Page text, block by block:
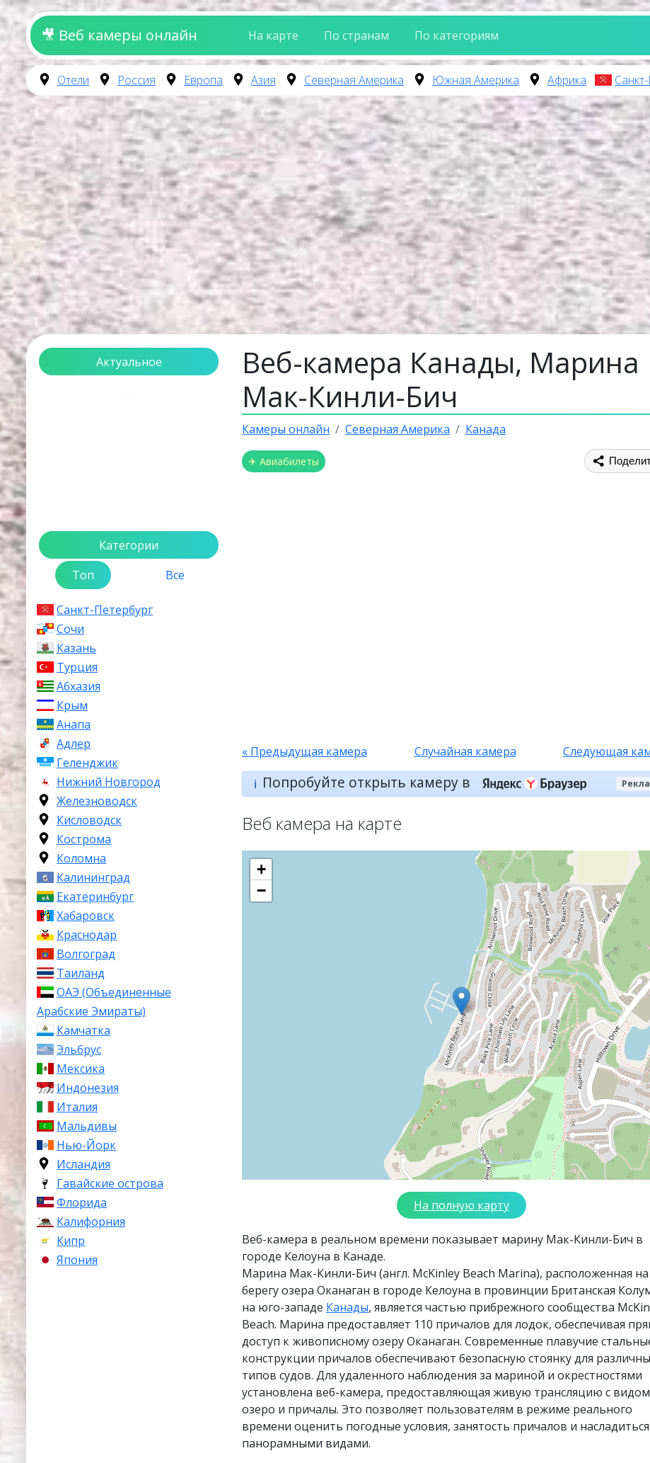
🎥 Веб камеры онлайн На карте По странам По категориям
Отели Россия Европа Азия Северная Америка Южная Америка Африка
Актуальное
Категории
Топ
Все
Санкт-Петербург
Сочи
Казань
Турция
Абхазия
Крым
Анапа
Адлер
Геленджик
Нижний Новгород
Железноводск
Кисловодск
Кострома
Коломна
Калининград
Екатеринбург
Хабаровск
Краснодар
Волгоград
Таиланд
ОАЭ (Объединенные
Арабские Эмираты)
Камчатка
Эльбрус
Мексика
Индонезия
Италия
Мальдивы
Нью-Йорк
Исландия
Гавайские острова
Флорида
Калифорния
Кипр
Япония
Веб-камера Канады, Марина
Мак-Кинли-Бич
Камеры онлайн Северная Америка Канада
✈ Авиабилеты
« Предыдущая камера Случайная камера Следующая
ℹ️ Попробуйте открыть камеру в
Веб камера на карте
+
−
На полную карту
Веб-камера в реальном времени показывает марину Мак-Кинли-Бич в
городе Келоуна в Канаде.
Марина Мак-Кинли-Бич (англ. McKinley Beach Marina), расположенная на
берегу озера Оканаган в городе Келоуна в провинции Британская
на юго-западе Канады, является частью прибрежного сообщества
Beach. Марина предоставляет 110 причалов для лодок, обеспечивая
доступ к живописному озеру Оканаган. Современные плавучие
конструкции причалов обеспечивают безопасную стоянку для
типов судов. Для удаленного наблюдения за мариной и окрестностями
установлена веб-камера, предоставляющая живую трансляцию с
озеро и причалы. Это позволяет пользователям в режиме реального
времени оценить погодные условия, занятость причалов и насладиться
панорамными видами.